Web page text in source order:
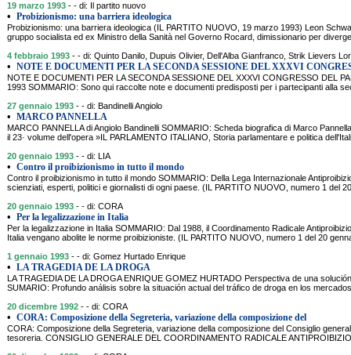
19 marzo 1993 - - di: Il partito nuovo
• Probizionismo: una barriera ideologica
Probizionismo: una barriera ideologica (IL PARTITO NUOVO, 19 marzo 1993) Leon
gruppo socialista ed ex Ministro della Sanità nel Governo Rocard, dimissionario per
4 febbraio 1993 - - di: Quinto Danilo, Dupuis Olivier, Dell'Alba Gianfranco, Strik Lievers
• NOTE E DOCUMENTI PER LA SECONDA SESSIONE DEL XXXVI
NOTE E DOCUMENTI PER LA SECONDA SESSIONE DEL XXXVI CONGRESSO DEL
1993 SOMMARIO: Sono qui raccolte note e documenti predisposti per i partecipanti alla
27 gennaio 1993 - - di: Bandinelli Angiolo
• MARCO PANNELLA
MARCO PANNELLA di Angiolo Bandinelli SOMMARIO: Scheda biografica di Marco
il 23· volume dell'opera »IL PARLAMENTO ITALIANO, Storia parlamentare e politica
20 gennaio 1993 - - di: LIA
• Contro il proibizionismo in tutto il mondo
Contro il proibizionismo in tutto il mondo SOMMARIO: Della Lega Internazionale
scienziati, esperti, politici e giornalisti di ogni paese. (IL PARTITO NUOVO, numero 1 del
20 gennaio 1993 - - di: CORA
• Per la legalizzazione in Italia
Per la legalizzazione in Italia SOMMARIO: Dal 1988, il Coordinamento Radicale
Italia vengano abolite le norme proibizioniste. (IL PARTITO NUOVO, numero 1 del 20
1 gennaio 1993 - - di: Gomez Hurtado Enrique
• LA TRAGEDIA DE LA DROGA
LA TRAGEDIA DE LA DROGA ENRIQUE GOMEZ HURTADO Perspectiva de una
SUMARIO: Profundo análisis sobre la situación actual del tráfico de droga en los
20 dicembre 1992 - - di: CORA
• CORA: Composizione della Segreteria, variazione della composizione del
CORA: Composizione della Segreteria, variazione della composizione del Consiglio
tesoreria. CONSIGLIO GENERALE DEL COORDINAMENTO RADICALE